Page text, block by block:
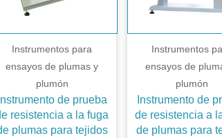
Instrumentos para
ensayos de plumas y
plumón
de prueba
resistencia a la fuga
plumas para tejidos
Instrumentos
ensayos de
plumón
Instrumento de
de resistencia a
de plumas para